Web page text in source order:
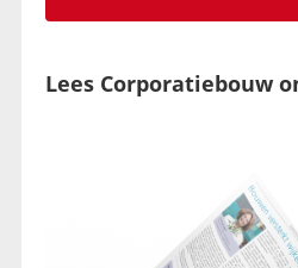
Lees Corporatiebouw